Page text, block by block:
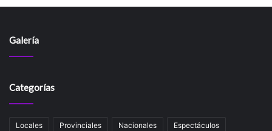
Galería
Categorías
Locales Provinciales Nacionales Espectáculos